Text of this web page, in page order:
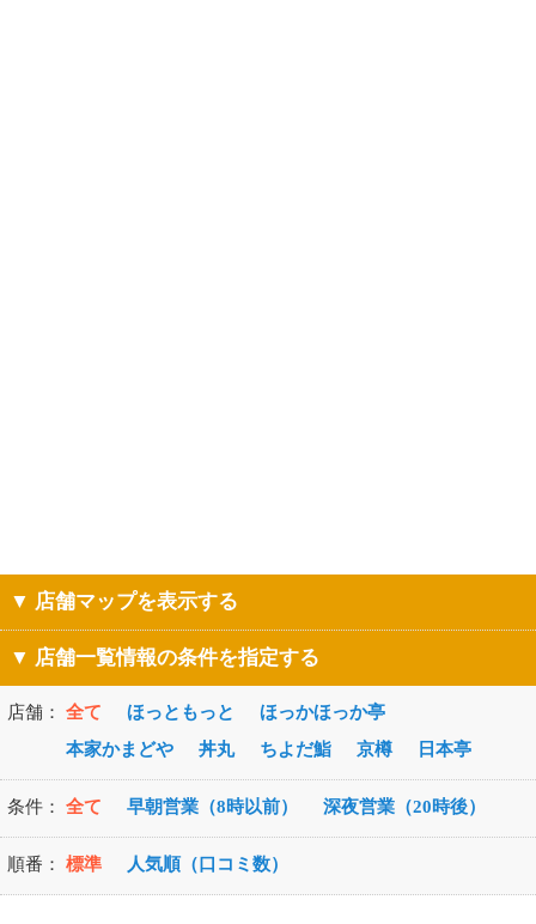
▼ 店舗マップを表示する
▼ 店舗一覧情報の条件を指定する
店舗： 全て ほっともっと
ほっかほっか亭
本家かまどや
丼丸 ちよだ鮨 京樽 日本亭
条件： 全て 早朝営業（8時以前） 深夜営業（20時後）
順番： 標準 人気順（口コミ数）